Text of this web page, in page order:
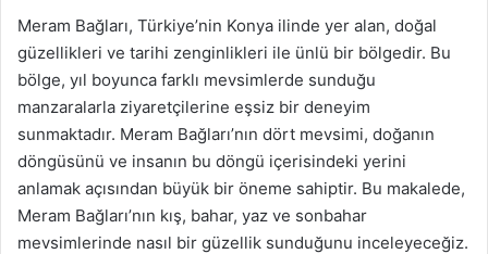
Meram Bağları, Türkiye’nin Konya ilinde yer alan, doğal
güzellikleri ve tarihi zenginlikleri ile ünlü bir bölgedir. Bu
bölge, yıl boyunca farklı mevsimlerde sunduğu
manzaralarla ziyaretçilerine eşsiz bir deneyim
sunmaktadır. Meram Bağları’nın dört mevsimi, doğanın
döngüsünü ve insanın bu döngü içerisindeki yerini
anlamak açısından büyük bir öneme sahiptir. Bu makalede,
Meram Bağları’nın kış, bahar, yaz ve sonbahar
mevsimlerinde nasıl bir güzellik sunduğunu inceleyeceğiz.